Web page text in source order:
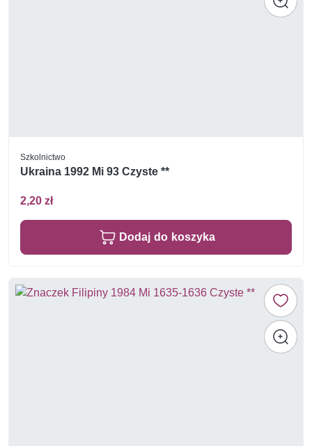
Szkolnictwo
Ukraina 1992 Mi 93 Czyste **
2,20 zł
Dodaj do koszyka